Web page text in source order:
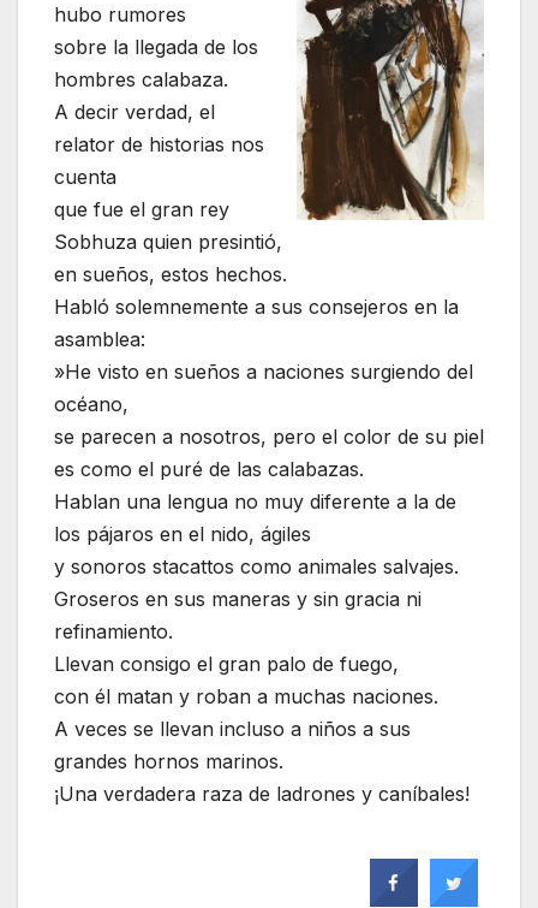
hubo rumores
sobre la llegada de los
hombres calabaza.
A decir verdad, el
relator de historias nos
cuenta
que fue el gran rey
Sobhuza quien presintió,
en sueños, estos hechos.
Habló solemnemente a sus consejeros en la
asamblea:
»He visto en sueños a naciones surgiendo del
océano,
se parecen a nosotros, pero el color de su piel
es como el puré de las calabazas.
Hablan una lengua no muy diferente a la de
los pájaros en el nido, ágiles
y sonoros stacattos como animales salvajes.
Groseros en sus maneras y sin gracia ni
refinamiento.
Llevan consigo el gran palo de fuego,
con él matan y roban a muchas naciones.
A veces se llevan incluso a niños a sus
grandes hornos marinos.
¡Una verdadera raza de ladrones y caníbales!